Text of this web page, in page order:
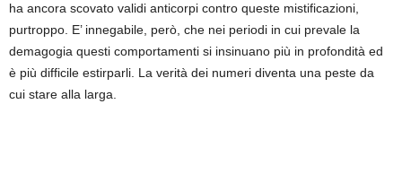
ha ancora scovato validi anticorpi contro queste mistificazioni,
purtroppo. E’ innegabile, però, che nei periodi in cui prevale la
demagogia questi comportamenti si insinuano più in profondità ed
è più difficile estirparli. La verità dei numeri diventa una peste da
cui stare alla larga.